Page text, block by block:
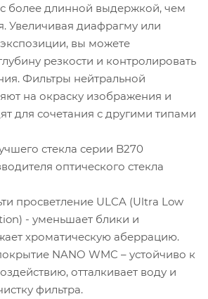
более длинной выдержкой, чем
Увеличивая диафрагму или
вы можете
резкости и контролировать
Фильтры нейтральной
на окраску изображения и
для сочетания с другими типами
стекла серии B270
оптического стекла
просветление ULCA (Ultra Low
- уменьшает блики и
хроматическую аберрацию.
NANO WMC – устойчиво к
отталкивает воду и
фильтра.